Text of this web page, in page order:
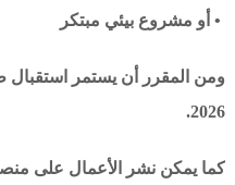
• أو مشروع بيئي مبتكر
2026.